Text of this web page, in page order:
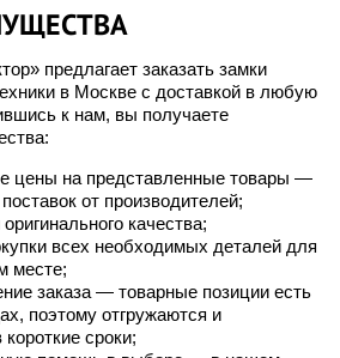
предлагает заказать замки
в Москве с доставкой в любую
к нам, вы получаете
цены на представленные товары —
от производителей;
качества;
всех необходимых деталей для
месте;
заказа — товарные позиции есть
поэтому отгружаются и
сроки;